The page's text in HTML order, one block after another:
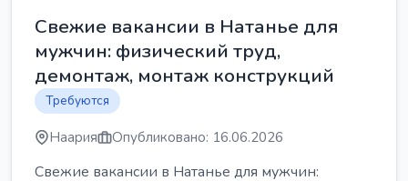
Свежие вакансии в Натанье для
мужчин: физический труд,
демонтаж, монтаж конструкций
Требуются
Наария Опубликовано: 16.06.2026
Свежие вакансии в Натанье для мужчин: